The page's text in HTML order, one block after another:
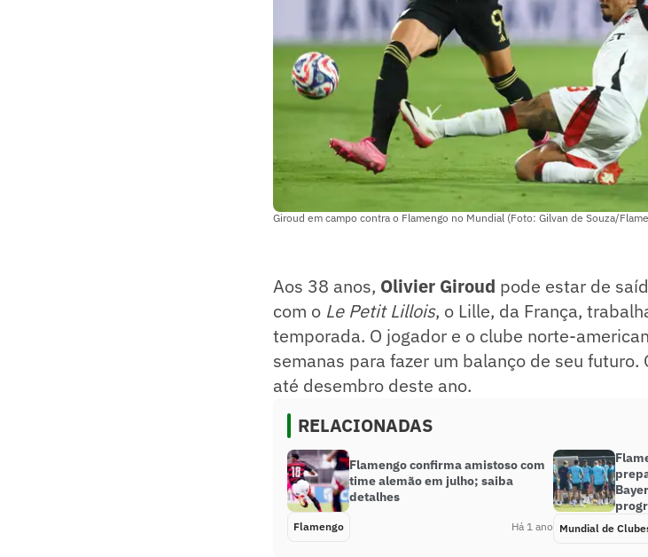
Giroud em campo contra o Flamengo no Mundial (Foto: Gilvan de Souza/
Aos 38 anos, Olivier Giroud pode estar de
com o Le Petit Lillois, o Lille, da França,
temporada. O jogador e o clube norte-
semanas para fazer um balanço de seu futuro.
até desembro deste ano.
RELACIONADAS
Flamengo confirma amistoso com
time alemão em julho; saiba
detalhes
Flamengo Há 1 ano Mundial de